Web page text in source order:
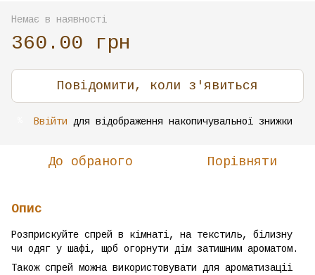
Немає в наявності
360.00 грн
Повідомити, коли з'явиться
Ввійти для відображення накопичувальної знижки
До обраного Порівняти
Опис
Розприскуйте спрей в кімнаті, на текстиль, білизну
чи одяг у шафі, щоб огорнути дім затишним ароматом.
Також спрей можна використовувати для ароматизаціі